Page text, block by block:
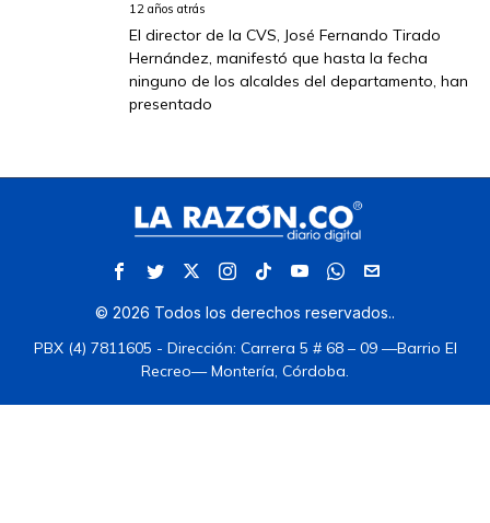
12 años atrás
El director de la CVS, José Fernando Tirado
Hernández, manifestó que hasta la fecha
ninguno de los alcaldes del departamento, han
presentado
© 2026 Todos los derechos reservados..
PBX (4) 7811605 - Dirección: Carrera 5 # 68 – 09 —Barrio El
Recreo— Montería, Córdoba.